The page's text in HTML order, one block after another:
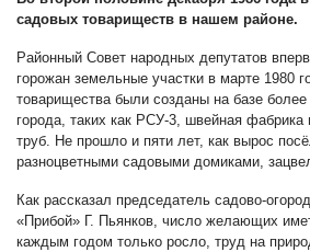
садовых товариществ в нашем районе.
Районный Совет народных депутатов
горожан земельные участки в марте 1980
товарищества были созданы на базе
города, таких как РСУ-3, швейная
труб. Не прошло и пяти лет, как вырос
разноцветными садовыми домиками,
Как рассказал председатель садово-
«Прибой» Г. Пьянков, число желающих
каждым годом только росло, труд на